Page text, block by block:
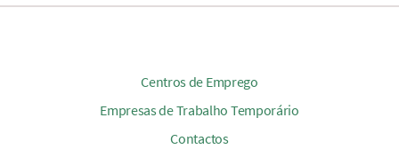
Centros de Emprego
Empresas de Trabalho Temporário
Contactos